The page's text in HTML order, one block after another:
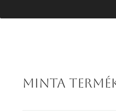
Minta termék